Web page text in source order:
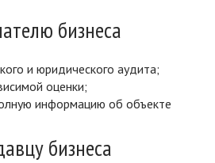
бизнеса
и юридического аудита;
оценки;
информацию об объекте
бизнеса